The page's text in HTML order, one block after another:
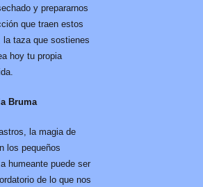
y prepararnos
que traen estos
la taza que sostienes
hoy tu propia
Bruma
la magia de
los pequeños
humeante puede ser
de lo que nos